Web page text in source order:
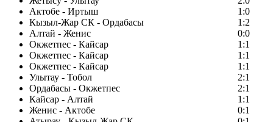
Актобе - Иртыш
1:0
Кызыл-Жар СК - Ордабасы
1:2
Алтай - Женис
0:0
Окжетпес - Кайсар
1:1
Окжетпес - Кайсар
1:1
Окжетпес - Кайсар
1:1
Улытау - Тобол
2:1
Ордабасы - Окжетпес
2:1
Кайсар - Алтай
1:1
Женис - Актобе
0:1